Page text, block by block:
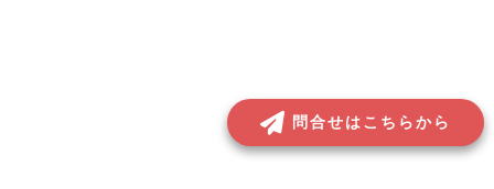
問合せはこちらから